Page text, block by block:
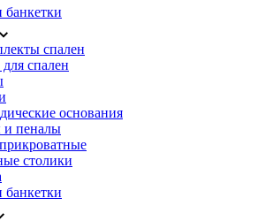
спален
спален
основания
пеналы
столики